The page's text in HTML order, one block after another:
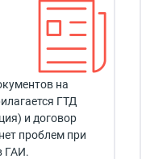
на
ГТД
и договор
проблем при
ГАИ.